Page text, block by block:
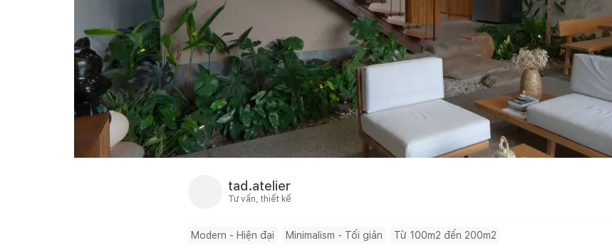
tad.atelier
Tư vấn, thiết kế
Modern - Hiện đại Minimalism - Tối giản Từ 100m2 đến 200m2